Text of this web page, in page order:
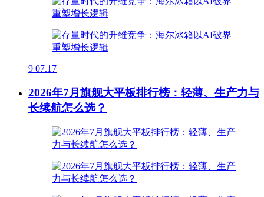
9 07.17
2026年7月旗舰大平板排行榜：轻薄、生产力与
长续航怎么选？